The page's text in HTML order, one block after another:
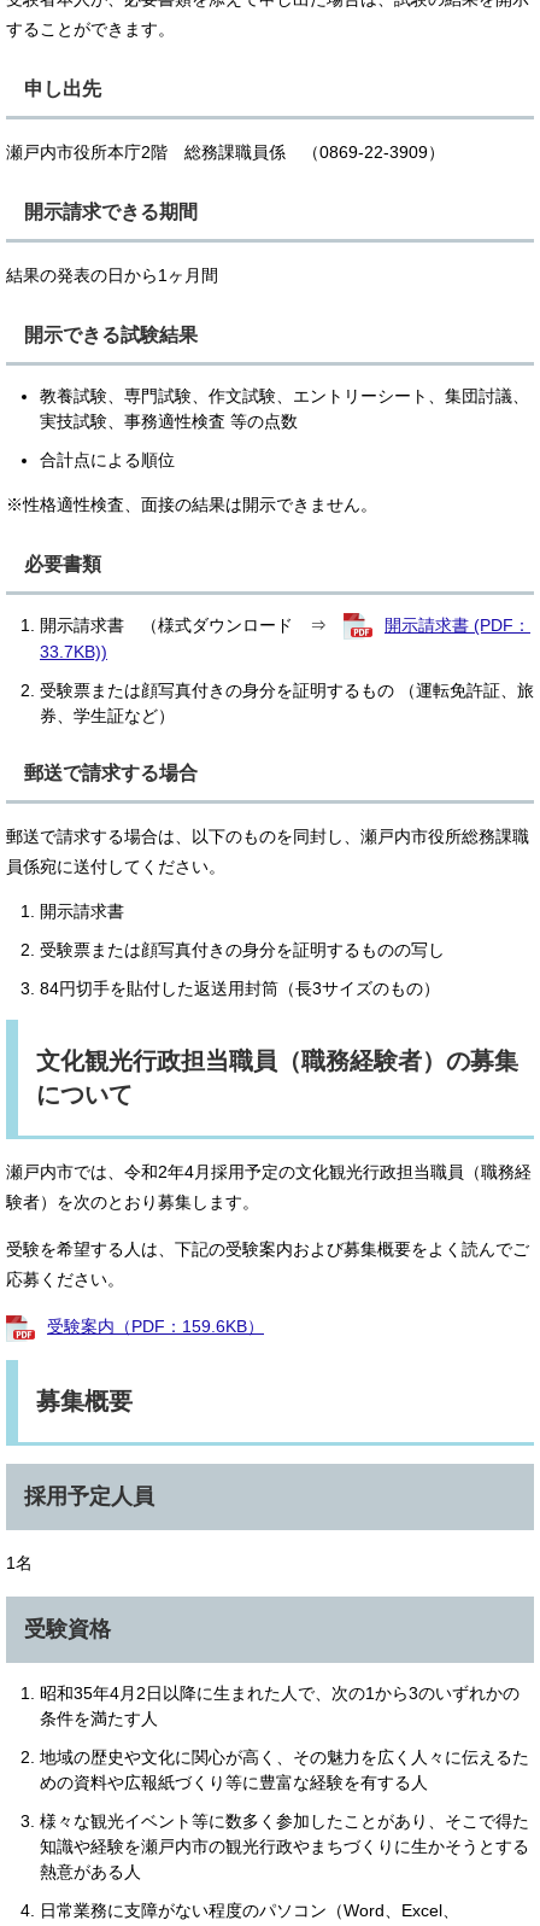
することができます。
申し出先
瀬戸内市役所本庁2階 総務課職員係 （0869-22-3909）
開示請求できる期間
結果の発表の日から1ヶ月間
開示できる試験結果
教養試験、専門試験、作文試験、エントリーシート、集団討議、
実技試験、事務適性検査 等の点数
合計点による順位
※性格適性検査、面接の結果は開示できません。
必要書類
開示請求書 （様式ダウンロード ⇒
開示請求書 (PDF：
33.7KB))
受験票または顔写真付きの身分を証明するもの （運転免許証、旅
券、学生証など）
郵送で請求する場合
郵送で請求する場合は、以下のものを同封し、瀬戸内市役所総務課職
員係宛に送付してください。
開示請求書
受験票または顔写真付きの身分を証明するものの写し
84円切手を貼付した返送用封筒（長3サイズのもの）
文化観光行政担当職員（職務経験者）の募集
について
瀬戸内市では、令和2年4月採用予定の文化観光行政担当職員（職務経
験者）を次のとおり募集します。
受験を希望する人は、下記の受験案内および募集概要をよく読んでご
応募ください。
受験案内（PDF：159.6KB）
募集概要
採用予定人員
1名
受験資格
昭和35年4月2日以降に生まれた人で、次の1から3のいずれかの
条件を満たす人
地域の歴史や文化に関心が高く、その魅力を広く人々に伝えるた
めの資料や広報紙づくり等に豊富な経験を有する人
様々な観光イベント等に数多く参加したことがあり、そこで得た
知識や経験を瀬戸内市の観光行政やまちづくりに生かそうとする
熱意がある人
日常業務に支障がない程度のパソコン（Word、Excel、